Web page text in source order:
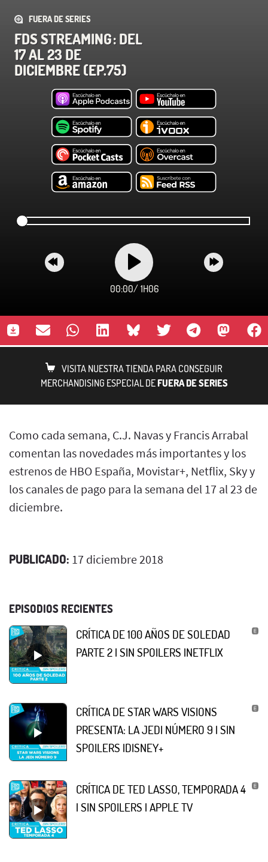
FUERA DE SERIES
FDS STREAMING : DEL
17 AL 23 DE
DICIEMBRE (EP.75)
00:00/ 1H06
VISITA NUESTRA TIENDA PARA CONSEGUIR
MERCHANDISING ESPECIAL DEFUERA DE SERIES
Como cada semana, C.J. Navas y Francis Arrabal
comentan las novedades más importantes y los
estrenos de HBO España, Movistar+, Netflix, Sky y
los canales de pago para la semana del 17 al 23 de
diciembre.
PUBLICADO: 17 diciembre 2018
EPISODIOS RECIENTES
CRÍTICA DE 100 AÑOS DE SOLEDAD
PARTE 2 | SIN SPOILERS |NETFLIX
CRÍTICA DE STAR WARS VISIONS
PRESENTA: LA JEDI NÚMERO 9 | SIN
SPOILERS |DISNEY+
CRÍTICA DE TED LASSO, TEMPORADA 4
| SIN SPOILERS | APPLE TV